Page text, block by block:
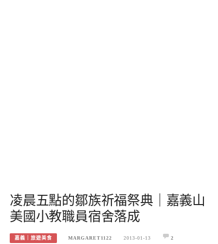
凌晨五點的鄒族祈福祭典｜嘉義山
美國小教職員宿舍落成
嘉義｜旅遊美食 MARGARET1122 2013-01-13 2